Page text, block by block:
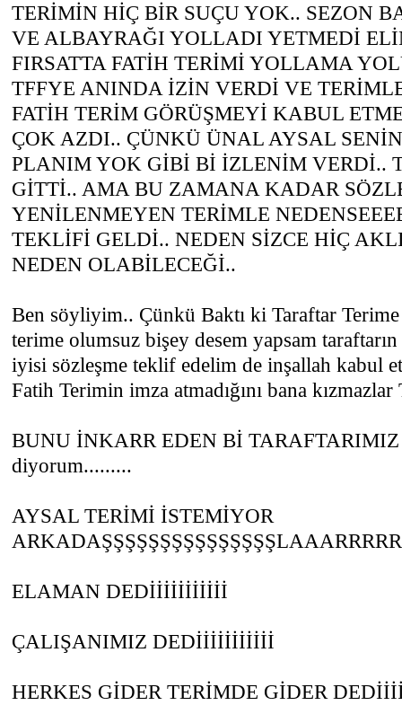
TERİMİN HİÇ BİR SUÇU YOK.. SEZON
VE ALBAYRAĞI YOLLADI YETMEDİ
FIRSATTA FATİH TERİMİ YOLLAMA
TFFYE ANINDA İZİN VERDİ VE
FATİH TERİM GÖRÜŞMEYİ KABUL
ÇOK AZDI.. ÇÜNKÜ ÜNAL AYSAL
PLANIM YOK GİBİ Bİ İZLENİM VERDİ..
GİTTİ.. AMA BU ZAMANA KADAR
YENİLENMEYEN TERİMLE
TEKLİFİ GELDİ.. NEDEN SİZCE HİÇ
NEDEN OLABİLECEĞİ..
Ben söyliyim.. Çünkü Baktı ki Taraftar Terime
terime olumsuz bişey desem yapsam taraftarın
iyisi sözleşme teklif edelim de inşallah kabul
Fatih Terimin imza atmadığını bana
BUNU İNKARR EDEN Bİ TARAFTARIMIZ
diyorum.........
AYSAL TERİMİ İSTEMİYOR
ELAMAN DEDİİİİİİİİİİİ
ÇALIŞANIMIZ DEDİİİİİİİİİİİ
HERKES GİDER TERİMDE GİDER